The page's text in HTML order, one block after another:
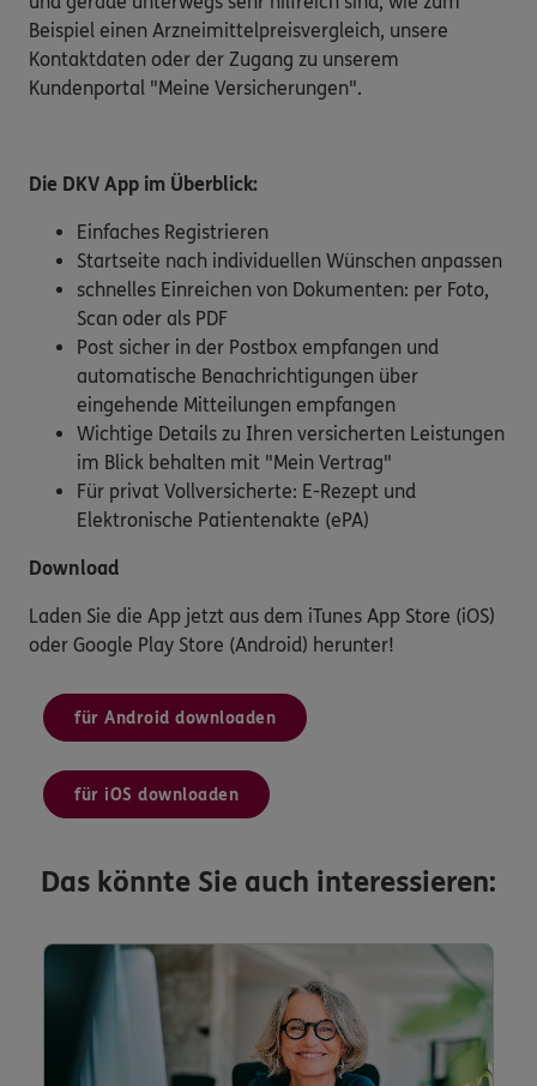
Beispiel einen Arzneimittelpreisvergleich, unsere
Kontaktdaten oder der Zugang zu unserem
Kundenportal "Meine Versicherungen".
Die DKV App im Überblick:
Einfaches Registrieren
Startseite nach individuellen Wünschen anpassen
schnelles Einreichen von Dokumenten: per Foto,
Scan oder als PDF
Post sicher in der Postbox empfangen und
automatische Benachrichtigungen über
eingehende Mitteilungen empfangen
Wichtige Details zu Ihren versicherten Leistungen
im Blick behalten mit "Mein Vertrag"
Für privat Vollversicherte: E-Rezept und
Elektronische Patientenakte (ePA)
Download
Laden Sie die App jetzt aus dem iTunes App Store (iOS)
oder Google Play Store (Android) herunter!
für Android downloaden
für iOS downloaden
Das könnte Sie auch interessieren: